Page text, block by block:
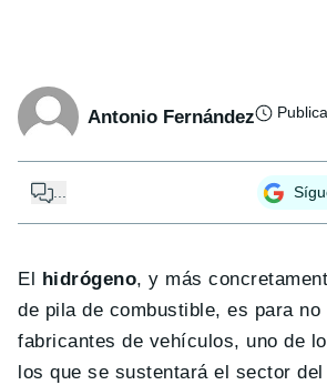
Antonio Fernández
...
El hidrógeno, y más
de pila de combustible, es para no
fabricantes de vehículos, uno de
los que se sustentará el sector